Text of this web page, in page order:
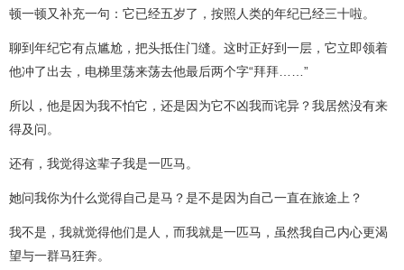
顿一顿又补充一句：它已经五岁了，按照人类的年纪已经三十啦。
聊到年纪它有点尴尬，把头抵住门缝。这时正好到一层，它立即领着
他冲了出去，电梯里荡来荡去他最后两个字“拜拜……”
所以，他是因为我不怕它，还是因为它不凶我而诧异？我居然没有来
得及问。
还有，我觉得这辈子我是一匹马。
她问我你为什么觉得自己是马？是不是因为自己一直在旅途上？
我不是，我就觉得他们是人，而我就是一匹马，虽然我自己内心更渴
望与一群马狂奔。